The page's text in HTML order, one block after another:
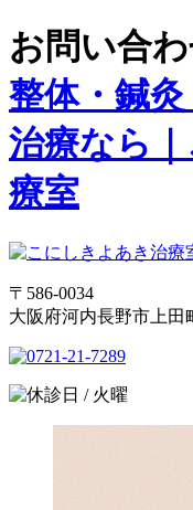
お問い合
整体・鍼
治療なら
療室
〒586-0034
大阪府河内長野市上田